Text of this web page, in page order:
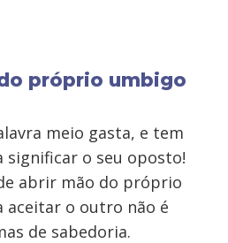
próprio umbigo
meio gasta, e tem
significar o seu oposto!
abrir mão do próprio
aceitar o outro não é
de sabedoria.